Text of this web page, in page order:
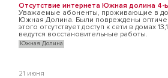
Отсутствие интернета Южная долина 4-
Уважаемые абоненты, проживающие в
Южная Долина. Были повреждены
этого отсутствует доступ к сети в домах
ведутся восстановительные работы.
Южная Долина
21 июня